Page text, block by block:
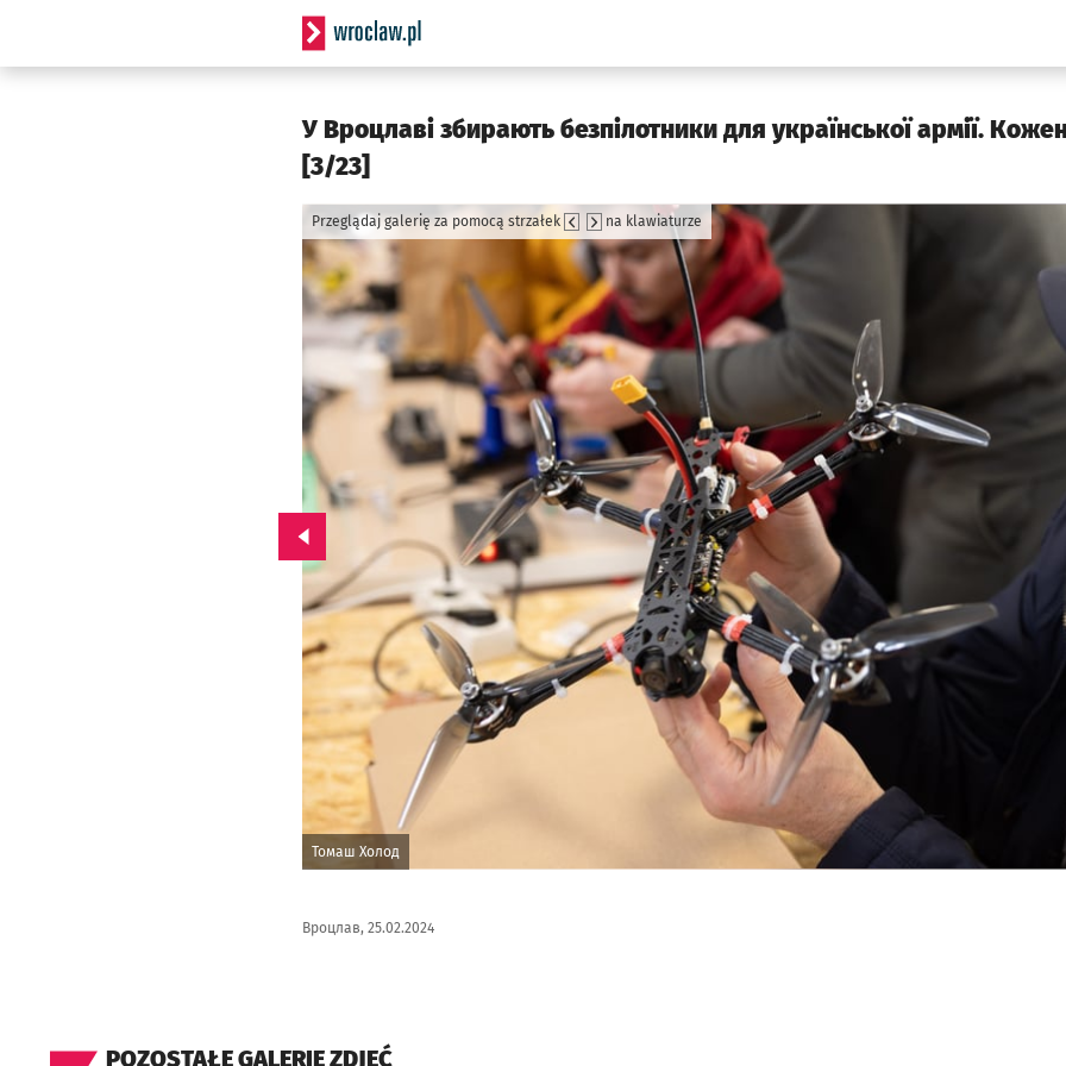
Serwis informacyjny wroclaw.pl
У Вроцлаві збирають безпілотники для української армії.
[3/23]
Томаш Холод
Przeglądaj galerię za pomocą strzałek na klawiaturze
Перейдіть до попередньої фотографії.
Вроцлав, 25.02.2024
POZOSTAŁE GALERIE ZDJĘĆ